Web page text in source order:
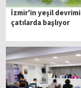
İzmir'in yeşil devrimi
çatılarda başlıyor